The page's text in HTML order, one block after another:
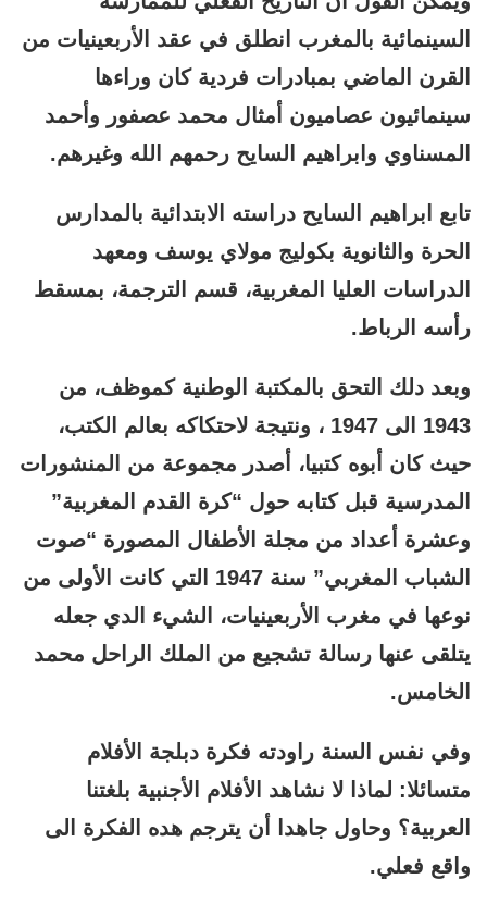
السينمائية بالمغرب انطلق في عقد الأربعينيات من
القرن الماضي بمبادرات فردية كان وراءها
سينمائيون عصاميون أمثال محمد عصفور وأحمد
المسناوي وابراهيم السايح رحمهم الله وغيرهم.
تابع ابراهيم السايح دراسته الابتدائية بالمدارس
الحرة والثانوية بكوليج مولاي يوسف ومعهد
الدراسات العليا المغربية، قسم الترجمة، بمسقط
رأسه الرباط.
وبعد دلك التحق بالمكتبة الوطنية كموظف، من
1943 الى 1947 ، ونتيجة لاحتكاكه بعالم الكتب،
حيث كان أبوه كتبيا، أصدر مجموعة من المنشورات
المدرسية قبل كتابه حول “كرة القدم المغربية”
وعشرة أعداد من مجلة الأطفال المصورة “صوت
الشباب المغربي” سنة 1947 التي كانت الأولى من
نوعها في مغرب الأربعينيات، الشيء الدي جعله
يتلقى عنها رسالة تشجيع من الملك الراحل محمد
الخامس.
وفي نفس السنة راودته فكرة دبلجة الأفلام
متسائلا: لماذا لا نشاهد الأفلام الأجنبية بلغتنا
العربية؟ وحاول جاهدا أن يترجم هده الفكرة الى
واقع فعلي.